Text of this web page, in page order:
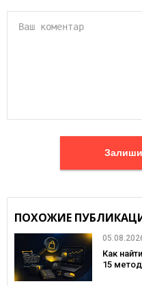
ПОХОЖИЕ
Как
15